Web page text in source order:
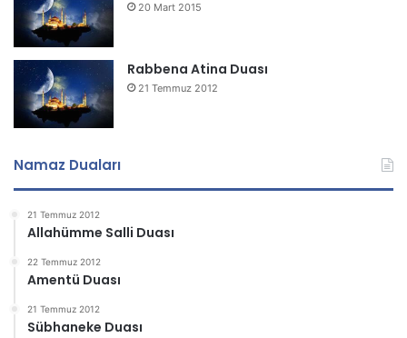
20 Mart 2015
Rabbena Atina Duası
21 Temmuz 2012
Namaz Duaları
21 Temmuz 2012
Allahümme Salli Duası
22 Temmuz 2012
Amentü Duası
21 Temmuz 2012
Sübhaneke Duası